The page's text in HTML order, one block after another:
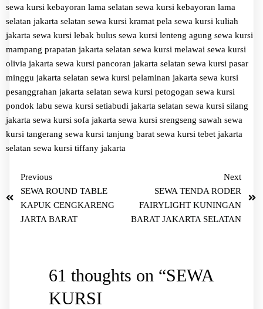
sewa kursi kebayoran lama selatan sewa kursi kebayoran lama
selatan jakarta selatan sewa kursi kramat pela sewa kursi kuliah
jakarta sewa kursi lebak bulus sewa kursi lenteng agung sewa kursi
mampang prapatan jakarta selatan sewa kursi melawai sewa kursi
olivia jakarta sewa kursi pancoran jakarta selatan sewa kursi pasar
minggu jakarta selatan sewa kursi pelaminan jakarta sewa kursi
pesanggrahan jakarta selatan sewa kursi petogogan sewa kursi
pondok labu sewa kursi setiabudi jakarta selatan sewa kursi silang
jakarta sewa kursi sofa jakarta sewa kursi srengseng sawah sewa
kursi tangerang sewa kursi tanjung barat sewa kursi tebet jakarta
selatan sewa kursi tiffany jakarta
Previous
SEWA ROUND TABLE
KAPUK CENGKARENG
JARTA BARAT
Next
SEWA TENDA RODER
FAIRYLIGHT KUNINGAN
BARAT JAKARTA SELATAN
61 thoughts on “SEWA
KURSI